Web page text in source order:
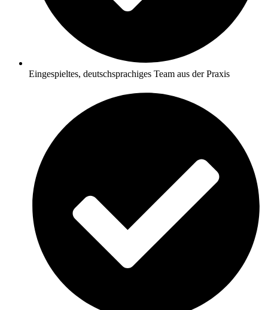
Eingespieltes, deutschsprachiges Team aus der Praxis